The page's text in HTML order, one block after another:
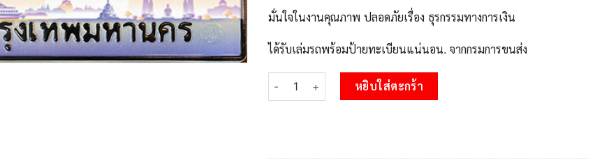
มั่นใจในงานคุณภาพ ปลอดภัยเรื่อง ธุรกรรมทางการเงิน
ได้รับเล่มรถพร้อมป้ายทะเบียนแน่นอน. จากกรมการขนส่ง
จำนวน โอ -OKdee ป้ายทะเบียนรถ 9กต 3322 เลขประมูล 3322 จากกรมขนส่
หยิบใส่ตะกร้า